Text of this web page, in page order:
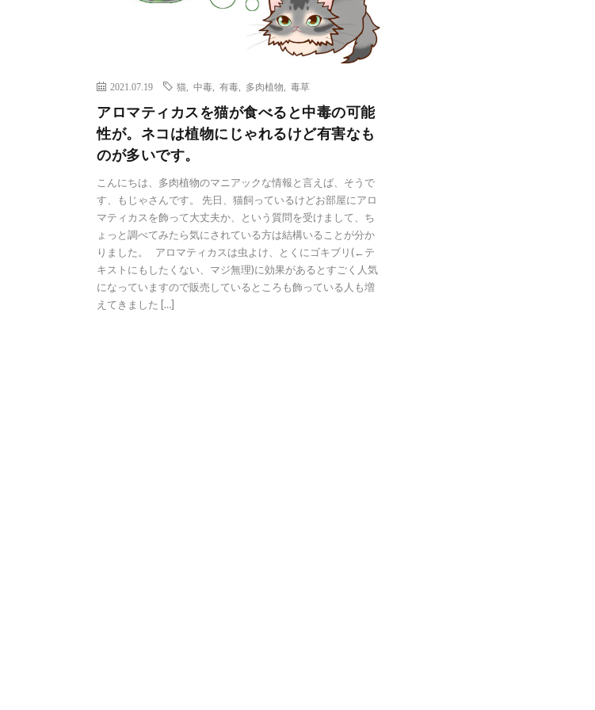
2021.07.19 猫 中毒 有毒 多肉植物 毒草
アロマティカスを猫が食べると中毒の可能
性が。ネコは植物にじゃれるけど有害なも
のが多いです。
こんにちは、多肉植物のマニアックな情報と言えば、そうで
す、もじゃさんです。 先日、猫飼っているけどお部屋にアロ
マティカスを飾って大丈夫か、という質問を受けまして、ち
ょっと調べてみたら気にされている方は結構いることが分か
りました。 アロマティカスは虫よけ、とくにゴキブリ(←テ
キストにもしたくない、マジ無理)に効果があるとすごく人気
になっていますので販売しているところも飾っている人も増
えてきました […]